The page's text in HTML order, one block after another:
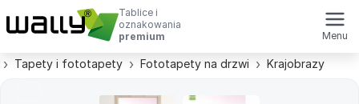
Tablice i
oznakowania
premium
Menu
Tapety i fototapety Fototapety na drzwi Krajobrazy